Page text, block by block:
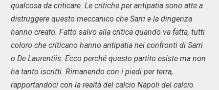
qualcosa da criticare. Le critiche per antipatia sono atte a
distruggere questo meccanico che Sarri e la dirigenza
hanno creato. Fatto salvo alla critica quando va fatta, tutti
coloro che criticano hanno antipatia nei confronti di Sarri
o De Laurentiis. Ecco perché questo partito esiste ma non
ha tanto iscritti. Rimanendo con i piedi per terra,
rapportandoci con la realtà del calcio Napoli del calcio